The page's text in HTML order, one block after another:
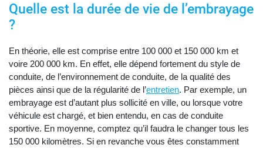
Quelle est la durée de vie de l’embrayage
?
En théorie, elle est comprise entre 100 000 et 150 000 km et
voire 200 000 km. En effet, elle dépend fortement du style de
conduite, de l’environnement de conduite, de la qualité des
pièces ainsi que de la régularité de l’entretien. Par exemple, un
embrayage est d’autant plus sollicité en ville, ou lorsque votre
véhicule est chargé, et bien entendu, en cas de conduite
sportive. En moyenne, comptez qu’il faudra le changer tous les
150 000 kilomètres. Si en revanche vous êtes constamment